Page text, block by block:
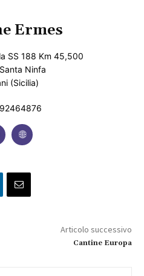
Ermes
SS 188 Km 45,500
Ninfa
(Sicilia)
Articolo successivo
Cantine Europa